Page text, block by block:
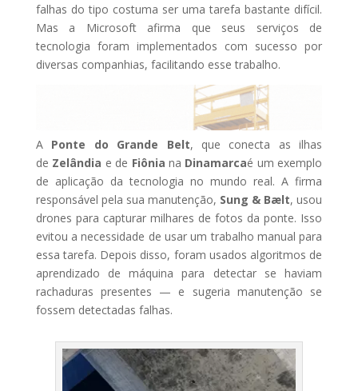
falhas do tipo costuma ser uma tarefa bastante difícil.
Mas a Microsoft afirma que seus serviços de
tecnologia foram implementados com sucesso por
diversas companhias, facilitando esse trabalho.
A Ponte do Grande Belt, que conecta as ilhas
de Zelândia e de Fiônia na Dinamarcaé um exemplo
de aplicação da tecnologia no mundo real. A firma
responsável pela sua manutenção, Sung & Bælt, usou
drones para capturar milhares de fotos da ponte. Isso
evitou a necessidade de usar um trabalho manual para
essa tarefa. Depois disso, foram usados algoritmos de
aprendizado de máquina para detectar se haviam
rachaduras presentes — e sugeria manutenção se
fossem detectadas falhas.